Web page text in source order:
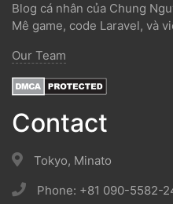
Blog cá nhân của Chung
Mê game, code Laravel, và
Our Team
Contact
Tokyo, Minato
Phone: +81 090-5582-